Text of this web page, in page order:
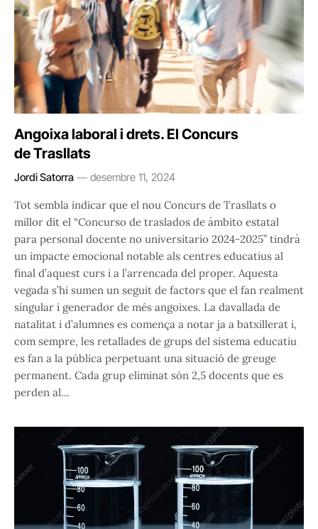
Angoixa laboral i drets. El Concurs
de Trasllats
Jordi Satorra desembre 11, 2024
Tot sembla indicar que el nou Concurs de Trasllats o
millor dit el “Concurso de traslados de ámbito estatal
para personal docente no universitario 2024-2025” tindrà
un impacte emocional notable als centres educatius al
final d’aquest curs i a l’arrencada del proper. Aquesta
vegada s’hi sumen un seguit de factors que el fan realment
singular i generador de més angoixes. La davallada de
natalitat i d’alumnes es comença a notar ja a batxillerat i,
com sempre, les retallades de grups del sistema educatiu
es fan a la pública perpetuant una situació de greuge
permanent. Cada grup eliminat són 2,5 docents que es
perden al…